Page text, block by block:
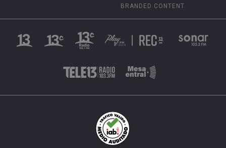
BRANDED CONTENT